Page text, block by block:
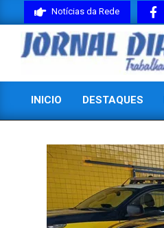
to
content
Notícias da Rede
JORNAL
DIADIA
INICIO DESTAQUES